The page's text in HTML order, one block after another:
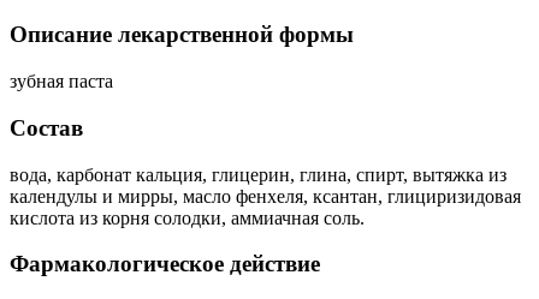
Описание лекарственной формы
зубная паста
Состав
вода, карбонат кальция, глицерин, глина, спирт, вытяжка из
календулы и мирры, масло фенхеля, ксантан, глициризидовая
кислота из корня солодки, аммиачная соль.
Фармакологическое действие